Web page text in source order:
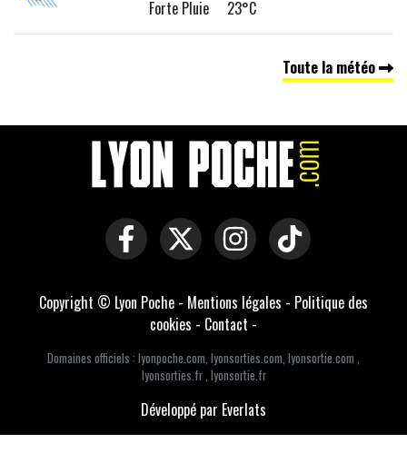
Forte Pluie 23°C
Toute la météo
Copyright © Lyon Poche - Mentions légales - Politique des
cookies - Contact -
Domaines officiels : lyonpoche.com lyonsorties.com lyonsortie.com
lyonsorties.fr, lyonsortie.fr
Développé par Everlats